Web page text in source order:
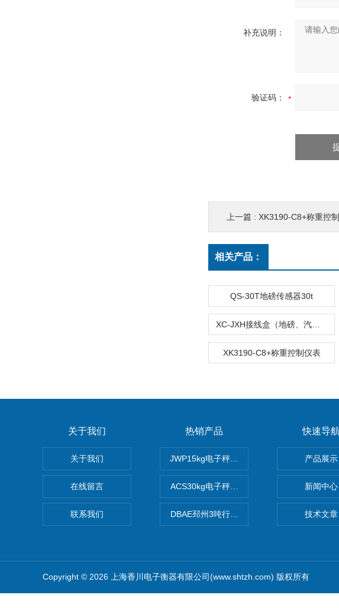
补充说明：
验证码：
上一篇 : XK3190-C8+称重控
相关产品：
QS-30T地磅传感器30t
XK3190-C8+称重控制仪表
关于我们
关于我们
在线留言
联系我们
热销产品
JWP15kg电子秤价格,15公斤电子秤价钱,15KG
ACS30kg电子秤价格,30公斤电子秤价钱,30KG
DBAE邳州3吨行车电子吊秤、常州10吨行车
快速导航
产品展示
新闻中心
技术文章
Copyright © 2026 上海香川电子衡器有限公司(www.shtzh.com) 版权所有